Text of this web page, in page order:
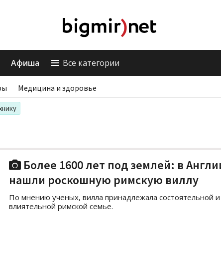
Афиша Все категории
Медицина и здоровье
Более 1600 лет под землей: в
нашли роскошную римскую виллу
По мнению ученых, вилла принадлежала состоятельной и
влиятельной римской семье.